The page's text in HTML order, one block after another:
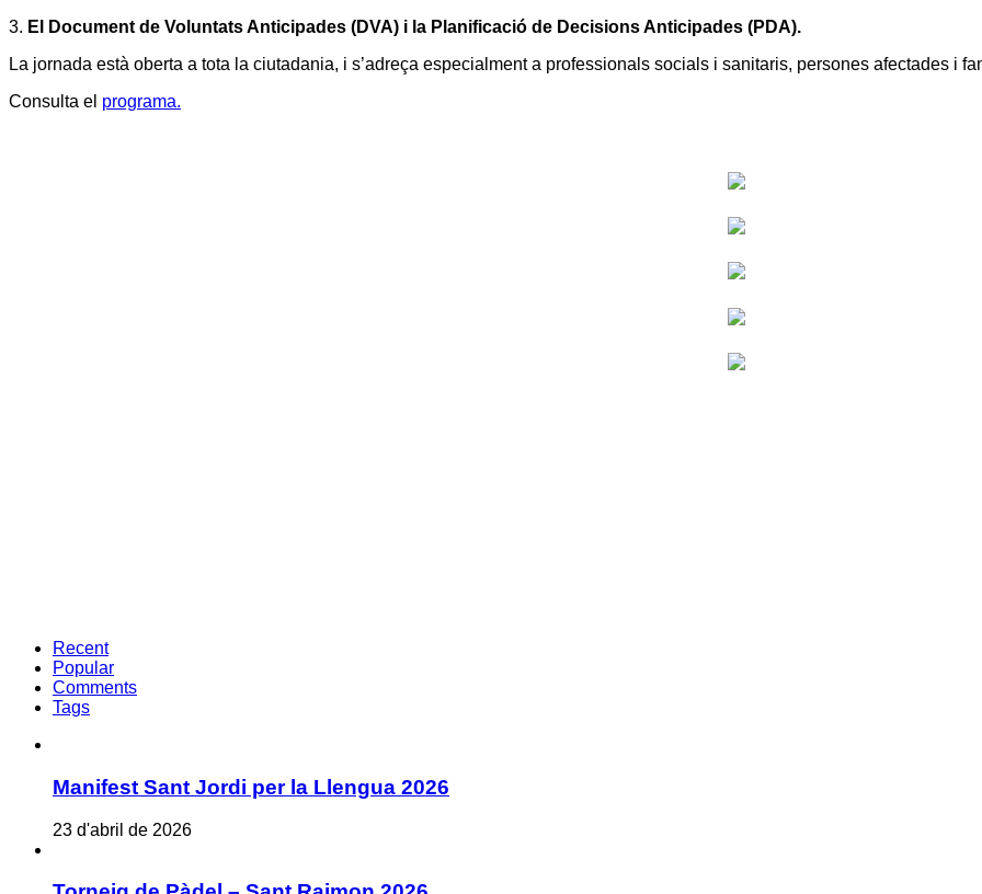
3. El Document de Voluntats Anticipades (DVA) i la Planificació de Decisions Anticipades (PDA).
La jornada està oberta a tota la ciutadania, i s’adreça especialment a professionals socials i sanitaris, persones afectades i
Consulta el programa.
Recent
Popular
Comments
Tags
Manifest Sant Jordi per la Llengua 2026
23 d'abril de 2026